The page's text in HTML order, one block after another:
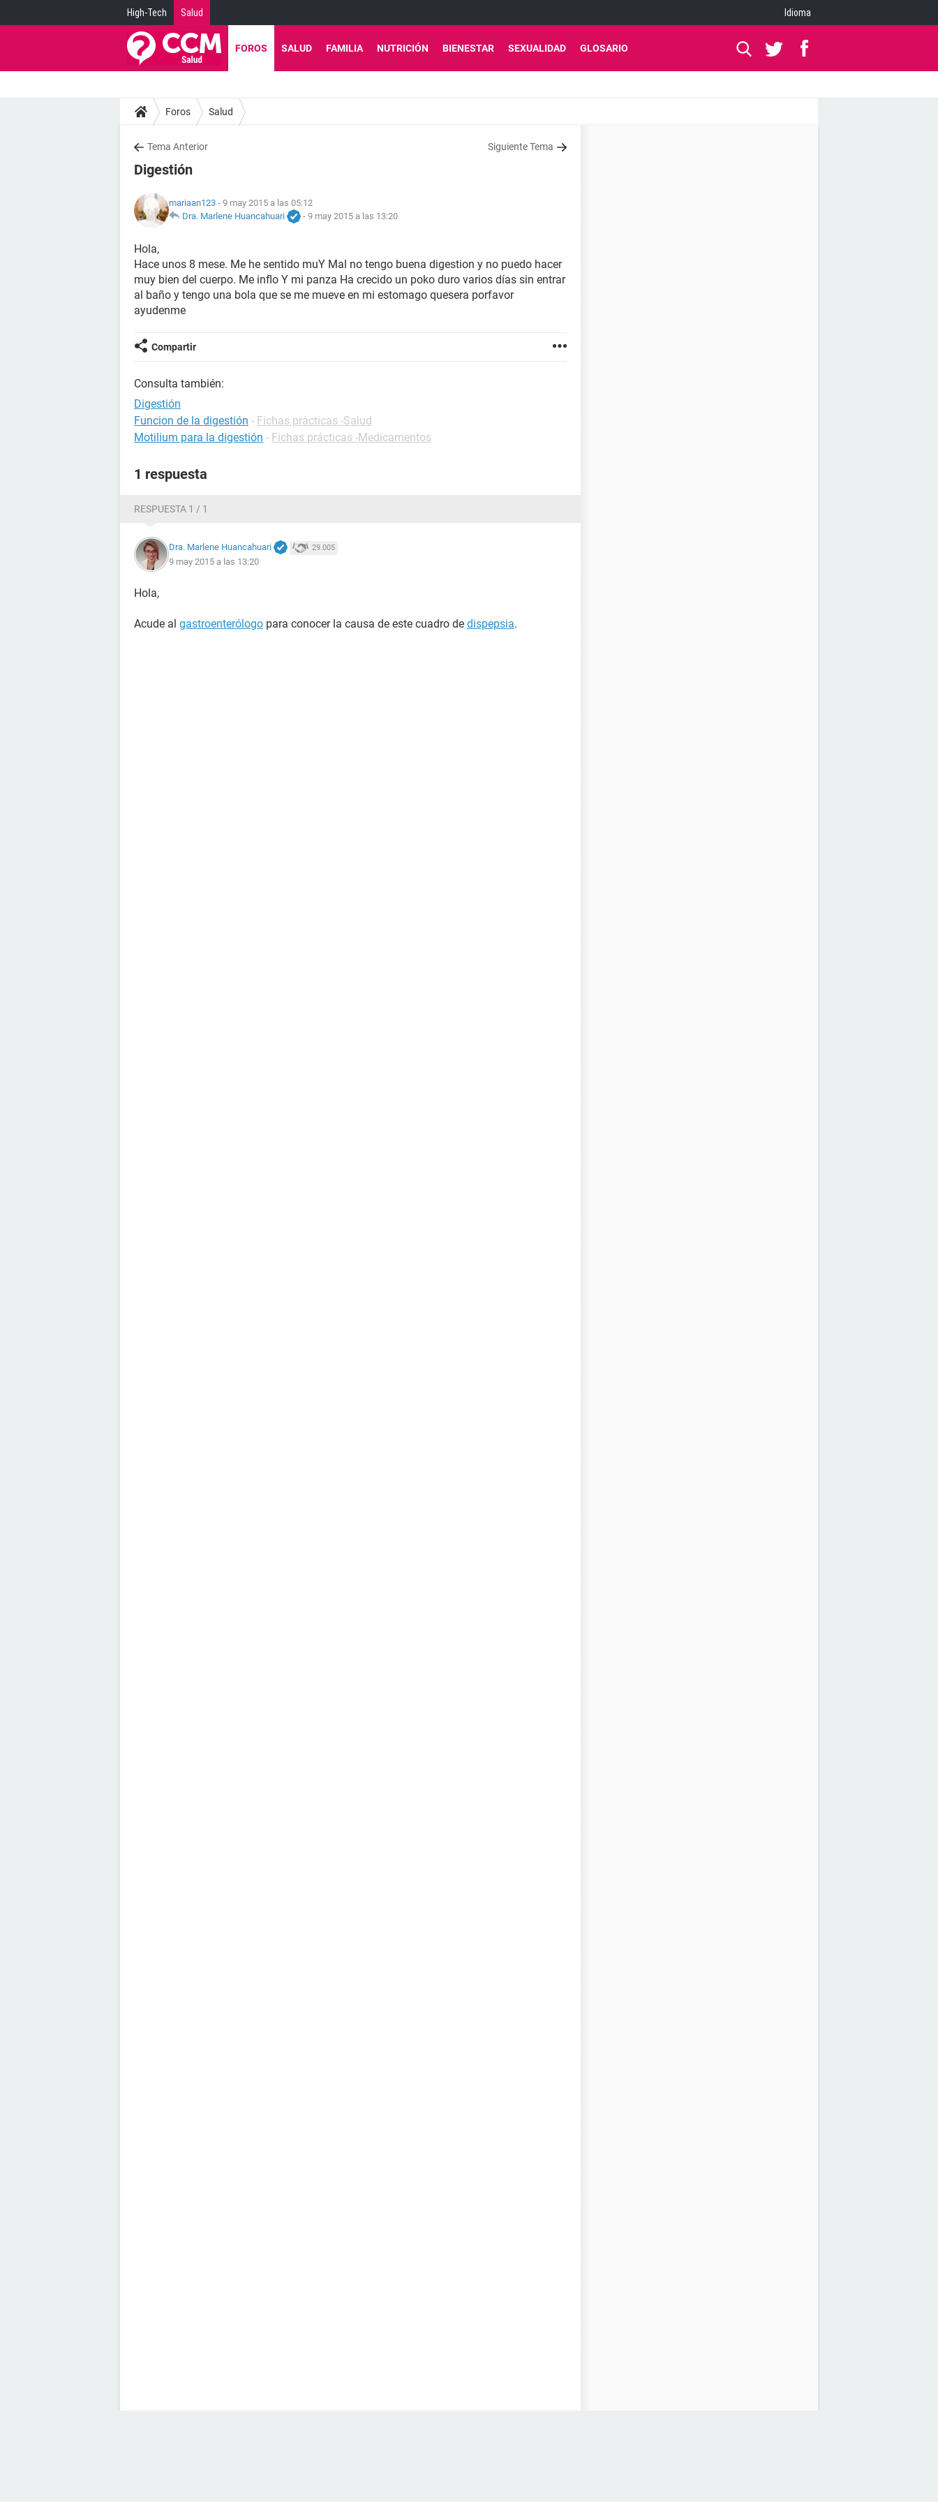
High-Tech Salud Idioma
FOROS SALUD FAMILIA NUTRICIÓN BIENESTAR SEXUALIDAD GLOSARIO
Foros Salud
Tema Anterior Siguiente Tema
Digestión
mariaan123 - 9 may 2015 a las 05:12
Dra. Marlene Huancahuari
- 9 may 2015 a las 13:20
Hola,
Hace unos 8 mese. Me he sentido muY Mal no tengo buena digestion y no puedo hacer
muy bien del cuerpo. Me inflo Y mi panza Ha crecido un poko duro varios días sin entrar
al baño y tengo una bola que se me mueve en mi estomago quesera porfavor
ayudenme
Compartir
Consulta también:
Digestión
Funcion de la digestión - Fichas prácticas -Salud
Motilium para la digestión - Fichas prácticas -Medicamentos
1 respuesta
RESPUESTA 1 / 1
Dra. Marlene Huancahuari 29.005
9 may 2015 a las 13:20
Hola,
Acude al gastroenterólogo para conocer la causa de este cuadro de dispepsia.